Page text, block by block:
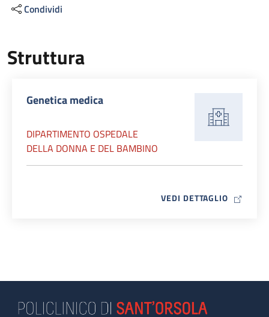
Condividi
Struttura
Genetica medica
DIPARTIMENTO OSPEDALE
DELLA DONNA E DEL BAMBINO
VEDI DETTAGLIO MAP ICON